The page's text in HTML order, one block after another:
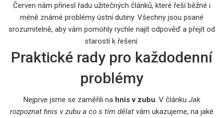
Červen nám přinesl řadu užitečných článků, které řeší běžné i
méně známé problémy ústní dutiny. Všechny jsou psané
srozumitelně, aby vám pomohly rychle najít odpověď a přejít od
starostí k řešení.
Praktické rady pro každodenní
problémy
Nejprve jsme se zaměřili na hnis v zubu. V článku Jak
rozpoznat hnis v zubu a co s tím dělatvám ukazujeme, na jaké